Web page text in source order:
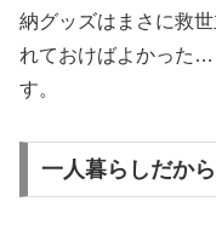
納グッズはまさに救
れておけばよかった
す。
一人暮らしだか